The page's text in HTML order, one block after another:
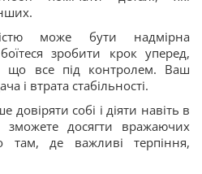
може бути надмірна
зробити крок уперед,
що все під контролем. Ваш
і втрата стабільності.
собі і діяти навіть в
зможете досягти вражаючих
там, де важливі терпіння,